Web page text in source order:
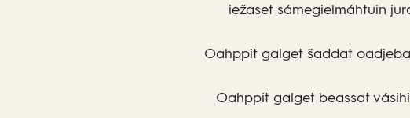
iežaset sámegielmáhtuin
Oahppit galget šaddat
Oahppit galget beassat